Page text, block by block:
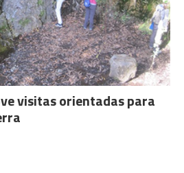
visitas orientadas para